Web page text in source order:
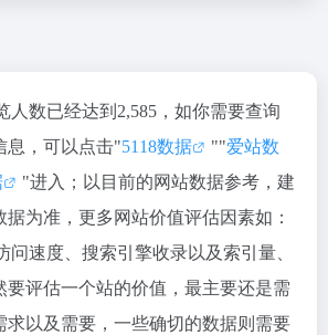
人数已经达到2,585，如你需要查询
息，可以点击"5118数据 ""爱站数
"进入；以目前的网站数据参考，建
为准，更多网站价值评估因素如：
问速度、搜索引擎收录以及索引量、
要评估一个站的价值，最主要还是需
求以及需要，一些确切的数据则需要